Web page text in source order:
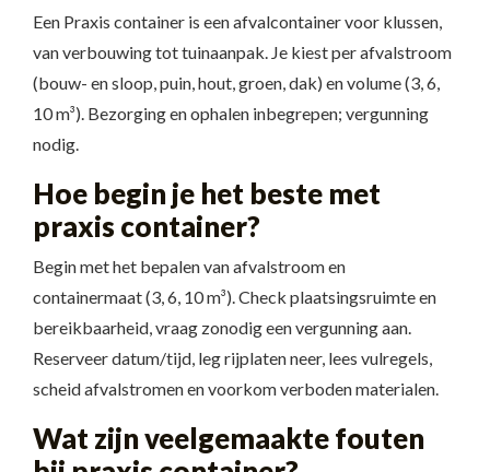
Een Praxis container is een afvalcontainer voor klussen,
van verbouwing tot tuinaanpak. Je kiest per afvalstroom
(bouw- en sloop, puin, hout, groen, dak) en volume (3, 6,
10 m³). Bezorging en ophalen inbegrepen; vergunning
nodig.
Hoe begin je het beste met
praxis container?
Begin met het bepalen van afvalstroom en
containermaat (3, 6, 10 m³). Check plaatsingsruimte en
bereikbaarheid, vraag zonodig een vergunning aan.
Reserveer datum/tijd, leg rijplaten neer, lees vulregels,
scheid afvalstromen en voorkom verboden materialen.
Wat zijn veelgemaakte fouten